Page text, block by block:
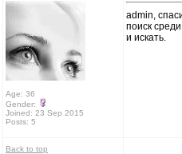
Age: 36
Gender:
Joined: 23 Sep 2015
Posts: 5
admin,
поиск
и искать.
Back to top